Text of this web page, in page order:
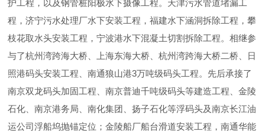
护工程，以及钢管桩阳极水下摄像工程。天津污水管道堵漏工
程，济宁污水处理厂水下安装工程，福建水下涵洞拆除工程，攀
枝花取水头安装工程，宁波港水下混凝土切割拆除工程。相继参
与了杭州湾跨海大桥、上海东海大桥、杭州湾跨海大桥二桥、日
照港码头安装工程、南通狼山港3万吨级码头工程。先后承接了
南京双龙码头加固工程、南京普迪千吨级码头等建造工程、金陵
石化、南京港务局、南化集团、扬子石化等浮码头及南京长江油
运公司浮船坞抛锚定位；金陵船厂船台滑道安装工程，南通华能